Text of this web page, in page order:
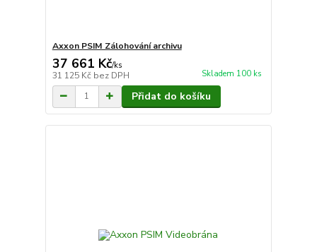
Axxon PSIM Zálohování archivu
37 661 Kč/ks
31 125 Kč bez DPH Skladem 100 ks
Přidat do košíku